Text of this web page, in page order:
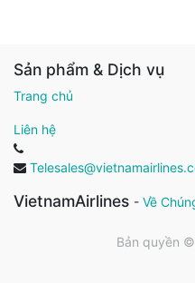
Sản phẩm & Dịch vụ
Trang chủ
Liên hệ
VietnamAirlines - Về
Bản quyền ©